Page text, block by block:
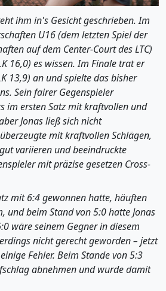
ihm in's Gesicht geschrieben. Im
U16 (dem letzten Spiel der
auf dem Center-Court des LTC)
16,0) es wissen. Im Finale trat er
13,9) an und spielte das bisher
Sein fairer Gegenspieler
im ersten Satz mit kraftvollen und
Jonas ließ sich nicht
mit kraftvollen Schlägen,
variieren und beeindruckte
mit präzise gesetzen Cross-
mit 6:4 gewonnen hatte, häuften
und beim Stand von 5:0 hatte Jonas
wäre seinem Gegner in diesem
nicht gerecht geworden – jetzt
Fehler. Beim Stande von 5:3
abnehmen und wurde damit